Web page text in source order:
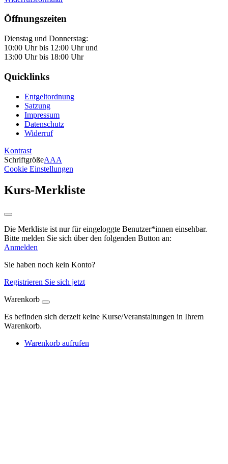
Öffnungszeiten
Dienstag und Donnerstag:
10:00 Uhr bis 12:00 Uhr und
13:00 Uhr bis 18:00 Uhr
Quicklinks
Entgeltordnung
Satzung
Impressum
Datenschutz
Widerruf
Kontrast
SchriftgrößeAAA
Cookie Einstellungen
Kurs-Merkliste
Die Merkliste ist nur für eingeloggte Benutzer*innen einsehbar.
Bitte melden Sie sich über den folgenden Button an:
Anmelden
Sie haben noch kein Konto?
Registrieren Sie sich jetzt
Warenkorb
Es befinden sich derzeit keine Kurse/Veranstaltungen in Ihrem
Warenkorb.
Warenkorb aufrufen